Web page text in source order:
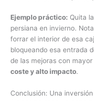
Ejemplo práctico: Quita
persiana en invierno.
forrar el interior de esa
bloqueando esa entrada
de las mejoras con mayor
coste y alto impacto.
Conclusión: Una